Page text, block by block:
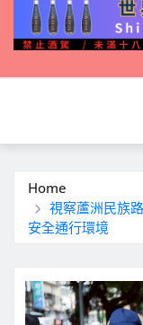
Home
視察蘆洲民族
安全通行環境